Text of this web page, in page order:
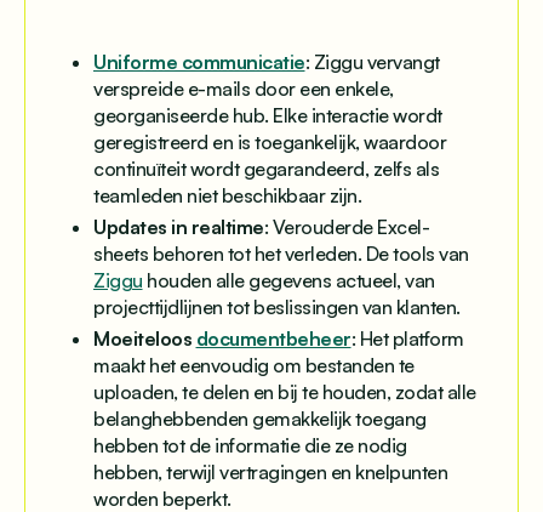
Uniforme communicatie: Ziggu vervangt
verspreide e-mails door een enkele,
georganiseerde hub. Elke interactie wordt
geregistreerd en is toegankelijk, waardoor
continuïteit wordt gegarandeerd, zelfs als
teamleden niet beschikbaar zijn.
Updates in realtime: Verouderde Excel-
sheets behoren tot het verleden. De tools van
Ziggu houden alle gegevens actueel, van
projecttijdlijnen tot beslissingen van klanten.
Moeiteloos documentbeheer: Het platform
maakt het eenvoudig om bestanden te
uploaden, te delen en bij te houden, zodat alle
belanghebbenden gemakkelijk toegang
hebben tot de informatie die ze nodig
hebben, terwijl vertragingen en knelpunten
worden beperkt.